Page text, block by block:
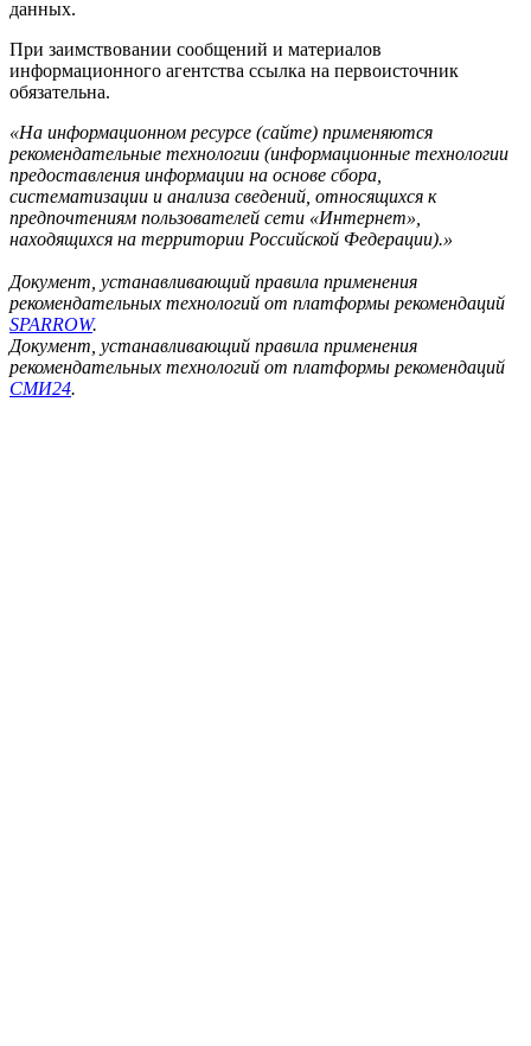
данных.
При заимствовании сообщений и материалов
информационного агентства ссылка на первоисточник
обязательна.
«На информационном ресурсе (сайте) применяются
рекомендательные технологии (информационные технологии
предоставления информации на основе сбора,
систематизации и анализа сведений, относящихся к
предпочтениям пользователей сети «Интернет»,
находящихся на территории Российской Федерации).»
Документ, устанавливающий правила применения
рекомендательных технологий от платформы рекомендаций
SPARROW.
Документ, устанавливающий правила применения
рекомендательных технологий от платформы рекомендаций
СМИ24.